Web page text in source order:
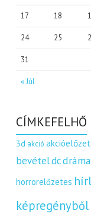
« Júl
17 18
24 25
31
CÍMKEFELHŐ
3d akció
bevételdcdráma
horrorelőzetes